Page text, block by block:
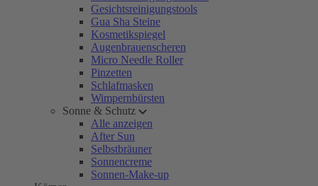
Gesichtsreinigungstools
Gua Sha Steine
Kosmetikspiegel
Augenbrauenscheren
Micro Needle Roller
Pinzetten
Schlafmasken
Wimpernbürsten
Sonne & Schutz
Alle anzeigen
After Sun
Selbstbräuner
Sonnencreme
Sonnen-Make-up